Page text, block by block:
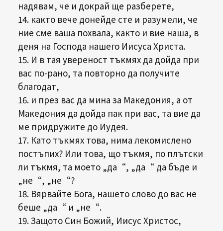
надявам, че и докрай ще разберете,
14. както вече донейде сте и разумели, че
ние сме ваша похвала, както и вие наша, в
деня на Господа нашего Иисуса Христа.
15. И в тая увереност тъкмях да дойда при
вас по-рано, та повторно да получите
благодат,
16. и през вас да мина за Македония, а от
Македония да дойда пак при вас, та вие да
ме придружите до Иудея.
17. Като тъкмях това, нима лекомислено
постъпих? Или това, що тъкмя, по плътски
ли тъкмя, та моето „да“, „да“ да бъде и
„не“, „не“?
18. Вярвайте Бога, нашето слово до вас не
беше „да“ и „не“.
19. Защото Син Божий, Иисус Христос,